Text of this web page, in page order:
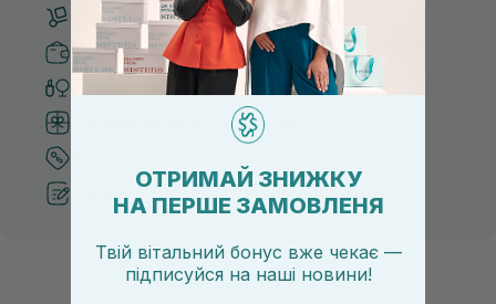
Безкоштовна доставка від 3000 UAH
Безпечні способи оплати
Тільки оригінальна косметика
Система бонусів та лояльності
Рекомендації від косметологів
ОТРИМАЙ ЗНИЖКУ
НА ПЕРШЕ ЗАМОВЛЕНЯ
Твій вітальний бонус вже чекає —
підписуйся на наші новини!